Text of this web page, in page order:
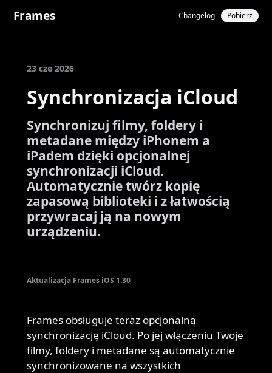
Frames Changelog Pobierz
23 cze 2026
Synchronizacja iCloud
Synchronizuj filmy, foldery i
metadane między iPhonem a
iPadem dzięki opcjonalnej
synchronizacji iCloud.
Automatycznie twórz kopię
zapasową biblioteki i z łatwością
przywracaj ją na nowym
urządzeniu.
Aktualizacja Frames iOS 1.30
Frames obsługuje teraz opcjonalną
synchronizację iCloud. Po jej włączeniu Twoje
filmy, foldery i metadane są automatycznie
synchronizowane na wszystkich